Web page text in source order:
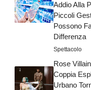
Addio Alla
Piccoli
Possono
Differenza
Spettacolo
Rose
Coppia
Urbano